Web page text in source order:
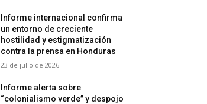
Informe internacional confirma
un entorno de creciente
hostilidad y estigmatización
contra la prensa en Honduras
23 de julio de 2026
Informe alerta sobre
“colonialismo verde” y despojo